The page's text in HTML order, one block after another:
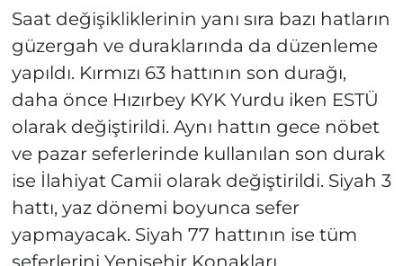
Saat değişikliklerinin yanı sıra bazı hatların
güzergah ve duraklarında da düzenleme
yapıldı. Kırmızı 63 hattının son durağı,
daha önce Hızırbey KYK Yurdu iken ESTÜ
olarak değiştirildi. Aynı hattın gece nöbet
ve pazar seferlerinde kullanılan son durak
ise İlahiyat Camii olarak değiştirildi. Siyah 3
hattı, yaz dönemi boyunca sefer
yapmayacak. Siyah 77 hattının ise tüm
seferlerini Yenişehir Konakları